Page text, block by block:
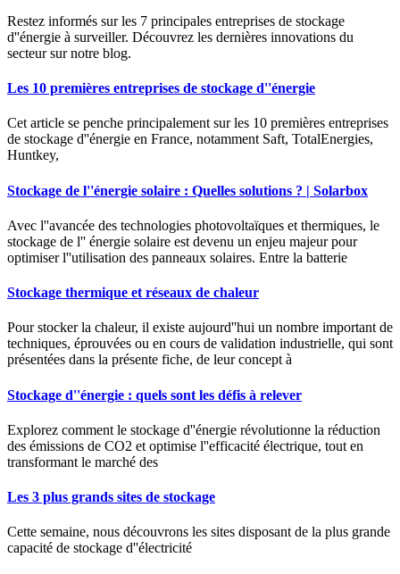
Restez informés sur les 7 principales entreprises de stockage
d''énergie à surveiller. Découvrez les dernières innovations du
secteur sur notre blog.
Les 10 premières entreprises de stockage d''énergie
Cet article se penche principalement sur les 10 premières entreprises
de stockage d''énergie en France, notamment Saft, TotalEnergies,
Huntkey,
Stockage de l''énergie solaire : Quelles solutions ? | Solarbox
Avec l''avancée des technologies photovoltaïques et thermiques, le
stockage de l'' énergie solaire est devenu un enjeu majeur pour
optimiser l''utilisation des panneaux solaires. Entre la batterie
Stockage thermique et réseaux de chaleur
Pour stocker la chaleur, il existe aujourd''hui un nombre important de
techniques, éprouvées ou en cours de validation industrielle, qui sont
présentées dans la présente fiche, de leur concept à
Stockage d''énergie : quels sont les défis à relever
Explorez comment le stockage d''énergie révolutionne la réduction
des émissions de CO2 et optimise l''efficacité électrique, tout en
transformant le marché des
Les 3 plus grands sites de stockage
Cette semaine, nous découvrons les sites disposant de la plus grande
capacité de stockage d''électricité